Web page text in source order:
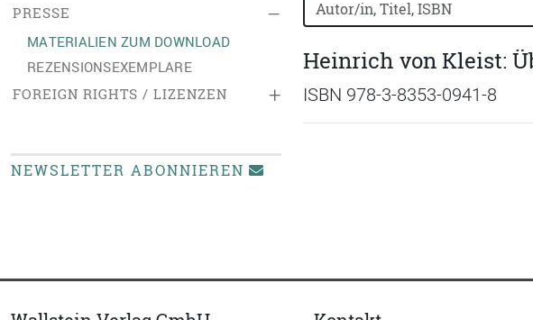
–
PRESSE
MATERIALIEN ZUM DOWNLOAD
REZENSIONSEXEMPLARE
+
FOREIGN RIGHTS / LIZENZEN
NEWSLETTER ABONNIEREN
Heinrich von Kleist:
ISBN 978-3-8353-0941-8